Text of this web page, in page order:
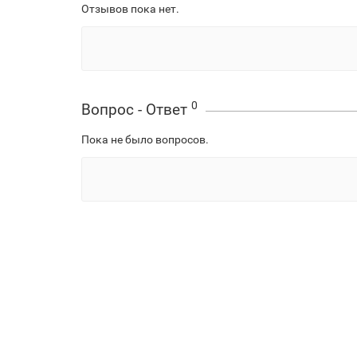
Отзывов пока нет.
Вопрос - Ответ 0
Пока не было вопросов.